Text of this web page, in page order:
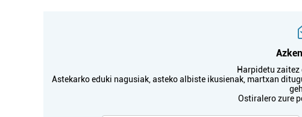
Harpidetu
Astekarko eduki nagusiak, asteko albiste ikusienak, martxan
Ostiralero zure